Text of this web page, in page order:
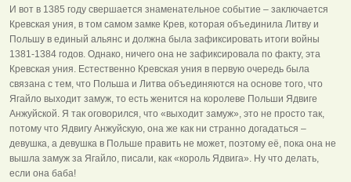
И вот в 1385 году свершается знаменательное событие – заключается
Кревская уния, в том самом замке Крев, которая объединила Литву и
Польшу в единый альянс и должна была зафиксировать итоги войны
1381-1384 годов. Однако, ничего она не зафиксировала по факту, эта
Кревская уния. Естественно Кревская уния в первую очередь была
связана с тем, что Польша и Литва объединяются на основе того, что
Ягайло выходит замуж, то есть женится на королеве Польши Ядвиге
Анжуйской. Я так оговорился, что «выходит замуж», это не просто так,
потому что Ядвигу Анжуйскую, она же как ни странно догадаться –
девушка, а девушка в Польше править не может, поэтому её, пока она не
вышла замуж за Ягайло, писали, как «король Ядвига». Ну что делать,
если она баба!